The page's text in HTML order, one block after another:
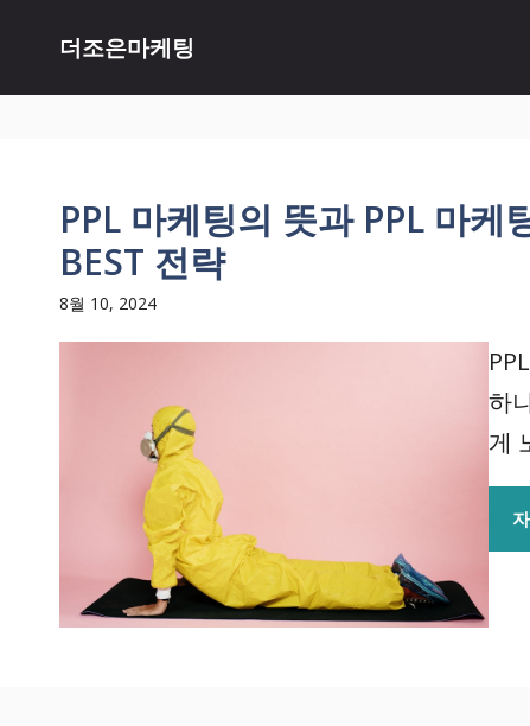
content
더조은마케팅
PPL 마케팅의 뜻과 PPL 마
BEST 전략
8월 10, 2024
하
게